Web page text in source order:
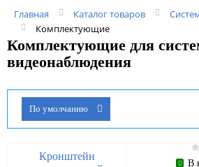
Главная Каталог товаров
Комплектующие
Комплектующие для
видеонаблюдения
По умолчанию
Кронштейн
В